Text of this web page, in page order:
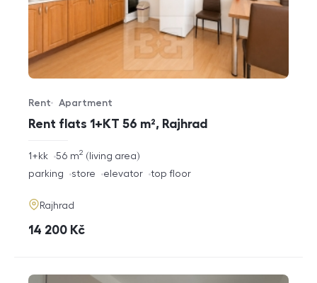
Rent flats 1+KT 56 m², Rajhrad
Offer type
Rent
Property type
Apartment
rozměry
disposition
1+kk living area
56 m2
funkce
parking store elevator top floor
adresa
Rajhrad
cena
14 200 Kč